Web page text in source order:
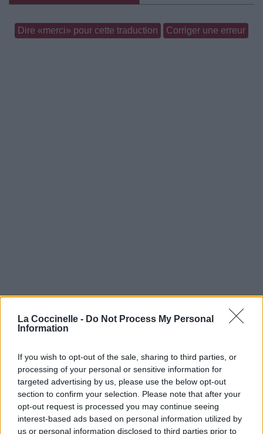
La Coccinelle - Do Not Process My Personal
Information
If you wish to opt-out of the sale, sharing to third parties, or
processing of your personal or sensitive information for
targeted advertising by us, please use the below opt-out
section to confirm your selection. Please note that after your
opt-out request is processed you may continue seeing
interest-based ads based on personal information utilized by
us or personal information disclosed to third parties prior to
Dire «merci» pour cette traduction Corriger une erreur